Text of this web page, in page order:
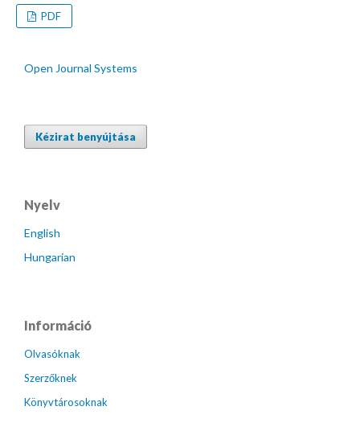
PDF
Open Journal Systems
Kézirat benyújtása
Nyelv
English
Hungarian
Információ
Olvasóknak
Szerzőknek
Könyvtárosoknak